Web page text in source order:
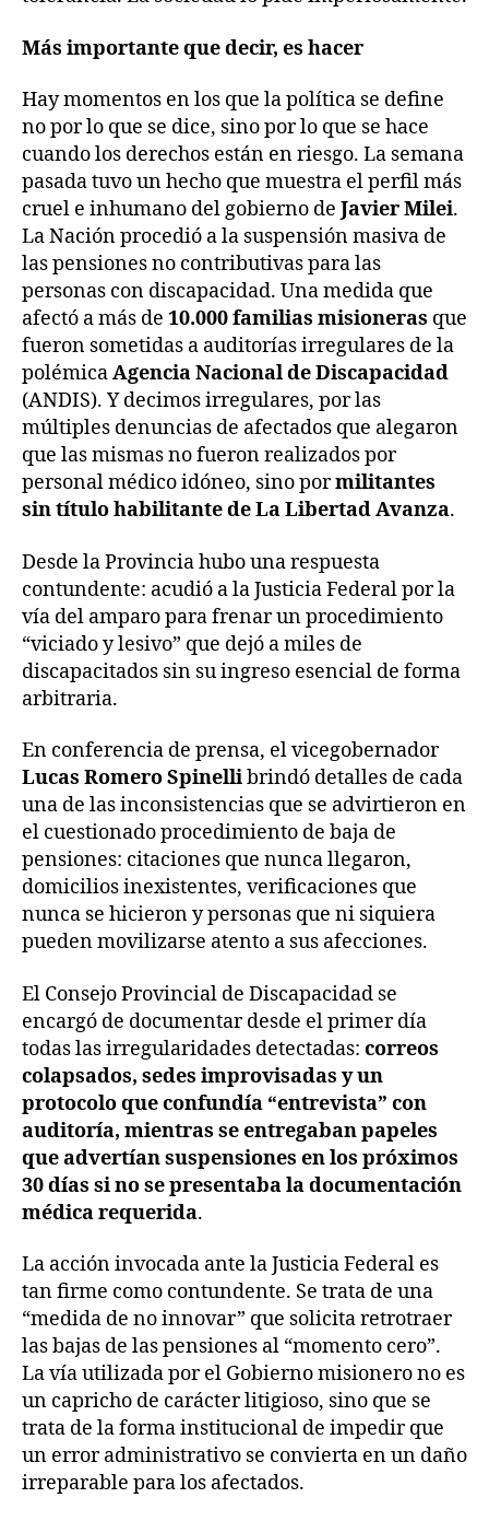
Más importante que decir, es hacer
Hay momentos en los que la política se define
no por lo que se dice, sino por lo que se hace
cuando los derechos están en riesgo. La semana
pasada tuvo un hecho que muestra el perfil más
cruel e inhumano del gobierno de Javier Milei.
La Nación procedió a la suspensión masiva de
las pensiones no contributivas para las
personas con discapacidad. Una medida que
afectó a más de 10.000 familias misioneras que
fueron sometidas a auditorías irregulares de la
polémicaAgencia Nacional de Discapacidad
(ANDIS). Y decimos irregulares, por las
múltiples denuncias de afectados que alegaron
que las mismas no fueron realizados por
personal médico idóneo, sino pormilitantes
sin título habilitante de La Libertad Avanza.
Desde la Provincia hubo una respuesta
contundente: acudió a la Justicia Federal por la
vía del amparo para frenar un procedimiento
“viciado y lesivo” que dejó a miles de
discapacitados sin su ingreso esencial de forma
arbitraria.
En conferencia de prensa, el vicegobernador
Lucas Romero Spinellibrindó detalles de cada
una de las inconsistencias que se advirtieron en
el cuestionado procedimiento de baja de
pensiones: citaciones que nunca llegaron,
domicilios inexistentes, verificaciones que
nunca se hicieron y personas que ni siquiera
pueden movilizarse atento a sus afecciones.
El Consejo Provincial de Discapacidad se
encargó de documentar desde el primer día
todas las irregularidades detectadas: correos
colapsados, sedes improvisadas y un
protocolo que confundía “entrevista” con
auditoría, mientras se entregaban papeles
que advertían suspensiones en los próximos
30 días si no se presentaba la documentación
médica requerida.
La acción invocada ante la Justicia Federal es
tan firme como contundente. Se trata de una
“medida de no innovar” que solicita retrotraer
las bajas de las pensiones al “momento cero”.
La vía utilizada por el Gobierno misionero no es
un capricho de carácter litigioso, sino que se
trata de la forma institucional de impedir que
un error administrativo se convierta en un daño
irreparable para los afectados.